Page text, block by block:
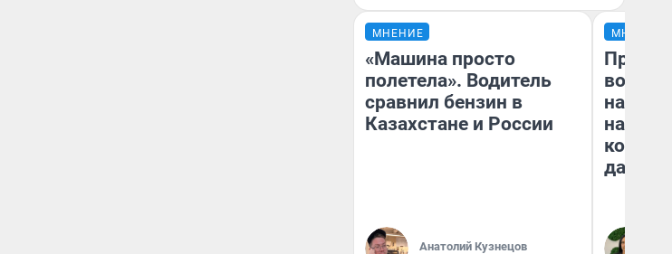
МНЕНИЕ
«Машина просто
полетела». Водитель
сравнил бензин в
Казахстане и России
Анатолий Кузнецов
МНЕНИЕ
нам
даже